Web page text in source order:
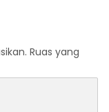
Ruas yang